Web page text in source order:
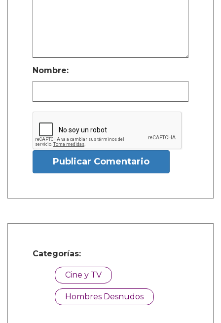
Nombre:
Publicar Comentario
Categorías:
Cine y TV
Hombres Desnudos